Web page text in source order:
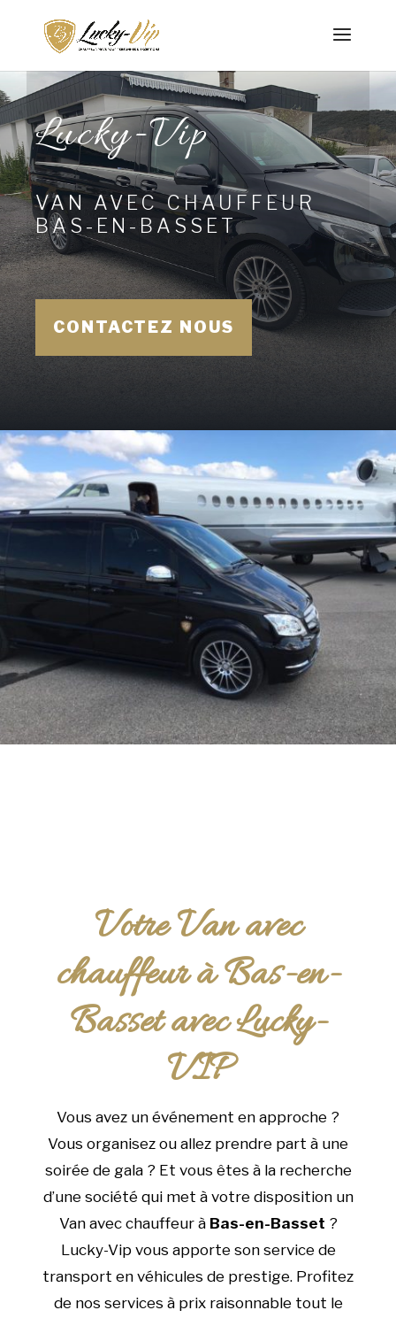
Lucky-Vip
VAN AVEC CHAUFFEUR
BAS-EN-BASSET
CONTACTEZ NOUS
Votre Van avec
chauffeur à Bas-en-
Basset avec Lucky-
VIP
Vous avez un événement en approche ?
Vous organisez ou allez prendre part à une
soirée de gala ? Et vous êtes à la recherche
d’une société qui met à votre disposition un
Van avec chauffeur à Bas-en-Basset ?
Lucky-Vip vous apporte son service de
transport en véhicules de prestige. Profitez
de nos services à prix raisonnable tout le